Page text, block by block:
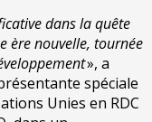
dans la quête
ère nouvelle, tournée
», a
spéciale
Unies en RDC